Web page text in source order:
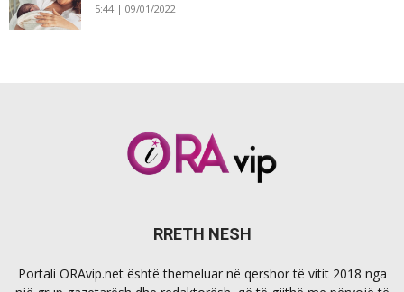
5:44 | 09/01/2022
RRETH NESH
Portali ORAvip.net është themeluar në qershor të vitit 2018 nga